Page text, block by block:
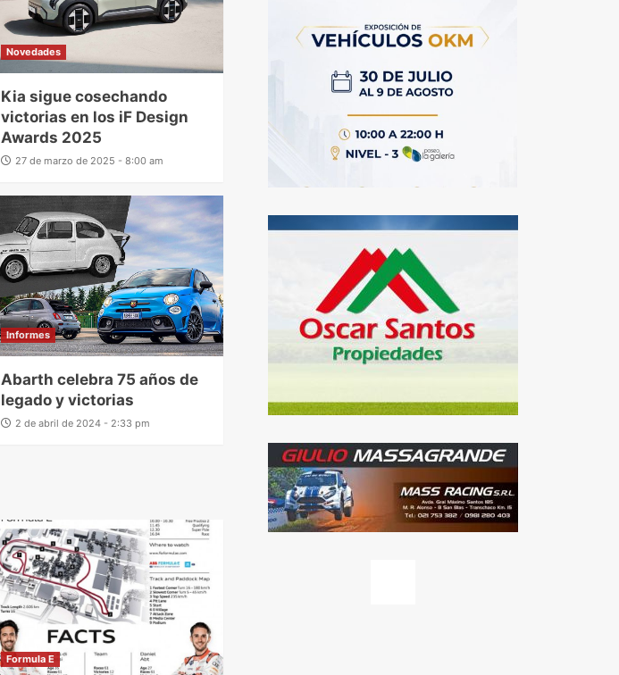
Novedades
Kia sigue cosechando
victorias en los iF Design
Awards 2025
27 de marzo de 2025 - 8:00 am
Informes
Abarth celebra 75 años de
legado y victorias
2 de abril de 2024 - 2:33 pm
Formula E